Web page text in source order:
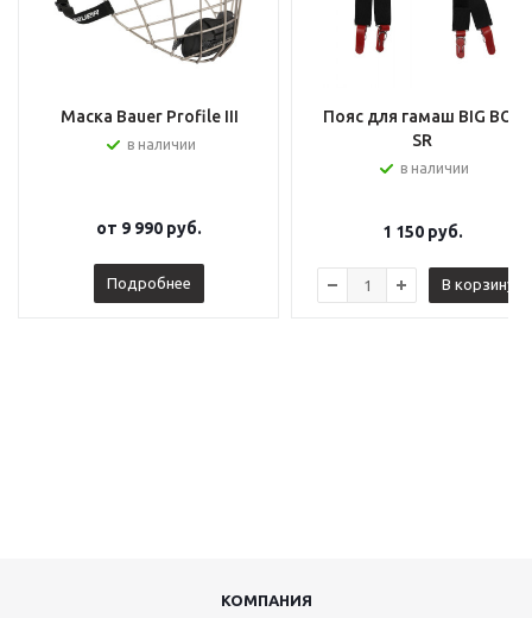
Маска Bauer Profile III
в наличии
от 9 990 руб.
Подробнее
Пояс для гамаш BIG BOY
SR
в наличии
1 150руб.
В корзину
КОМПАНИЯ